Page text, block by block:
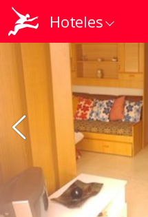
Hoteles